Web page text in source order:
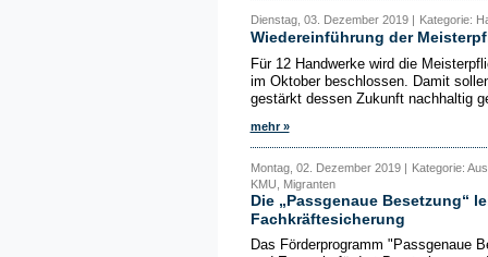
Dienstag, 03. Dezember 2019 | Kategorie:
Wiedereinführung der
Für 12 Handwerke wird die
im Oktober beschlossen. Damit
gestärkt dessen Zukunft nachhaltig
mehr »
Montag, 02. Dezember 2019 | Kategorie:
KMU, Migranten
Die „Passgenaue Besetzung“
Fachkräftesicherung
Das Förderprogramm "Passgenaue